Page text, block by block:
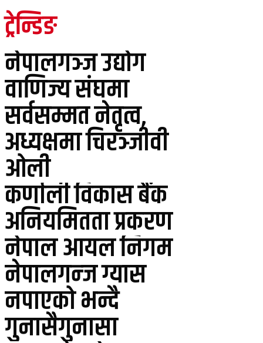
ट्रेन्डिङ
नेपालगञ्ज उद्योग
वाणिज्य संघमा
सर्वसम्मत नेतृत्व,
अध्यक्षमा चिरञ्जीवी
ओली
कर्णाली विकास बैंक
अनियमितता प्रकरण
नेपाल आयल निगम
नेपालगन्ज ग्यास
नपाएको भन्दै
गुनासैगुनासा